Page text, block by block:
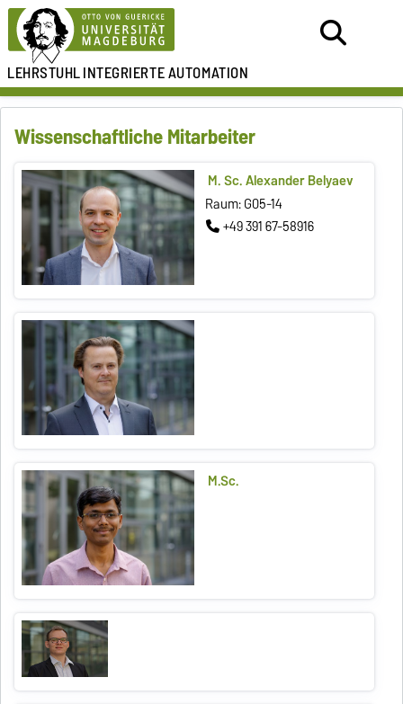
LEHRSTUHLINTEGRIERTE AUTOMATION
Wissenschaftliche Mitarbeiter
M. Sc. Alexander Belyaev
Raum: G05-14
+49 391 67-58916
M.Sc.